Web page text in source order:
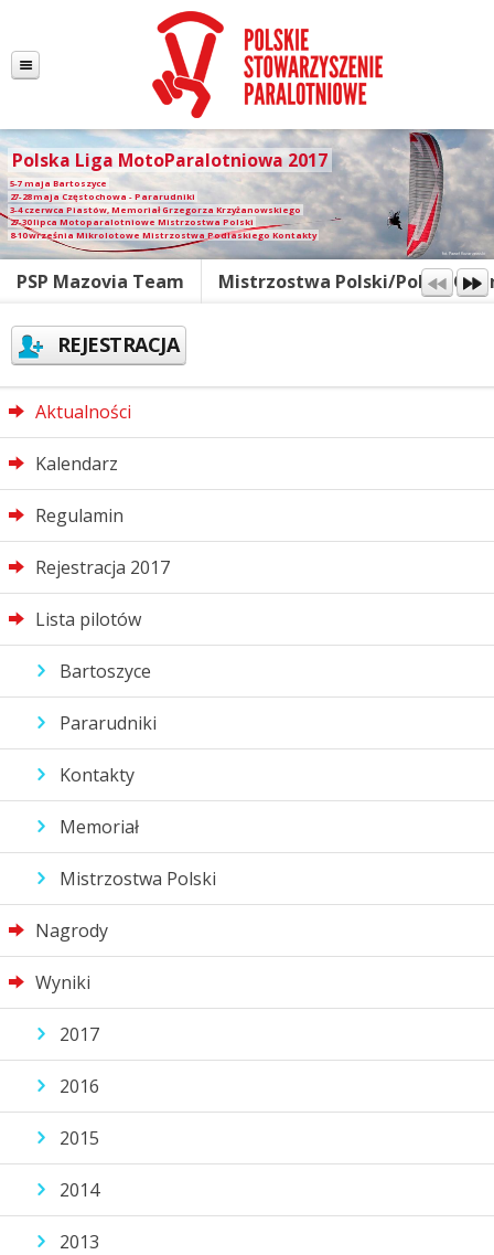
Polska Liga MotoParalotniowa 2017
5-7 maja Bartoszyce
27-28 maja Częstochowa - Pararudniki
3-4 czerwca Piastów, Memoriał Grzegorza Krzyżanowskiego
27-30 lipca Motoparalotniowe Mistrzostwa Polski
8-10 września Mikrolotowe Mistrzostwa Podlaskiego Kontakty
fot. Paweł Kozarzewski
PSP Mazovia Team Mistrzostwa Polski/Polish
REJESTRACJA
Aktualności
Kalendarz
Regulamin
Rejestracja 2017
Lista pilotów
Bartoszyce
Pararudniki
Kontakty
Memoriał
Mistrzostwa Polski
Nagrody
Wyniki
2017
2016
2015
2014
2013